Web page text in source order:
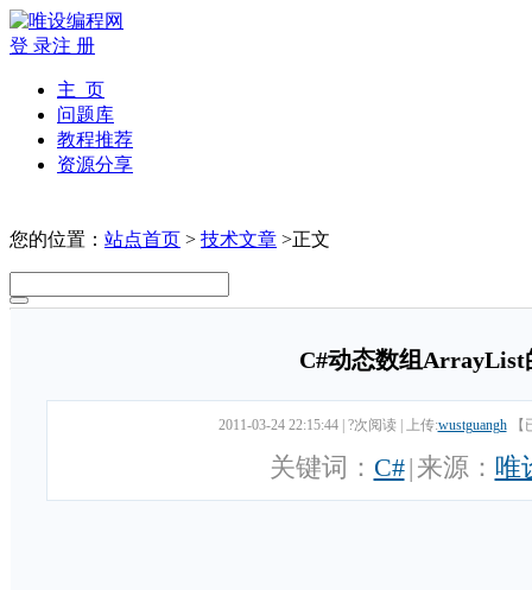
登 录注 册
主 页
问题库
教程推荐
资源分享
您的位置： 站点首页 > 技术文章 >正文
C#动态数组ArrayList
2011-03-24 22:15:44 ?次阅读 上传:wustguangh
关键词： C#| 来源： 唯